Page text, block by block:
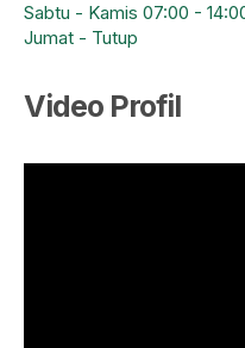
Sabtu - Kamis 07:00 -
Jumat - Tutup
Video Profil